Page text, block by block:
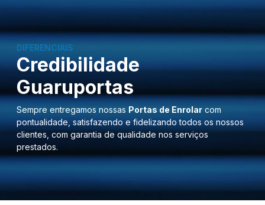
DIFERENCIAIS
Credibilidade
Guaruportas
Sempre entregamos nossas Portas de Enrolar com
pontualidade, satisfazendo e fidelizando todos os nossos
clientes, com garantia de qualidade nos serviços
prestados.